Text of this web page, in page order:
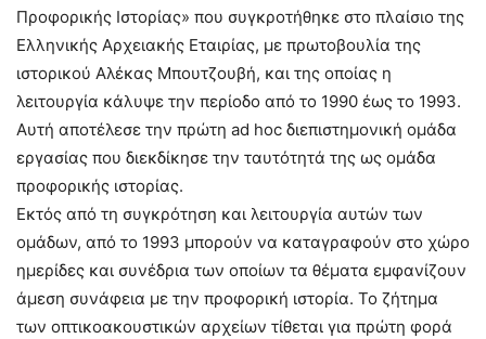
Προφορικής Iστορίας» που συγκροτήθηκε στο πλαίσιο της
Ελληνικής Αρχειακής Εταιρίας, με πρωτοβουλία της
ιστορικού Αλέκας Μπουτζουβή, και της οποίας η
λειτουργία κάλυψε την περίοδο από το 1990 έως το 1993.
Αυτή αποτέλεσε την πρώτη ad hoc διεπιστημονική ομάδα
εργασίας που διεκδίκησε την ταυτότητά της ως ομάδα
προφορικής ιστορίας.
Εκτός από τη συγκρότηση και λειτουργία αυτών των
ομάδων, από το 1993 μπορούν να καταγραφούν στο χώρο
ημερίδες και συνέδρια των οποίων τα θέματα εμφανίζουν
άμεση συνάφεια με την προφορική ιστορία. Το ζήτημα
των οπτικοακουστικών αρχείων τίθεται για πρώτη φορά